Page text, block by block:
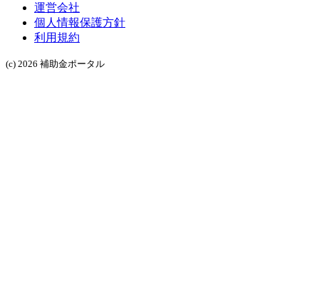
運営会社
個人情報保護方針
利用規約
(c) 2026 補助金ポータル